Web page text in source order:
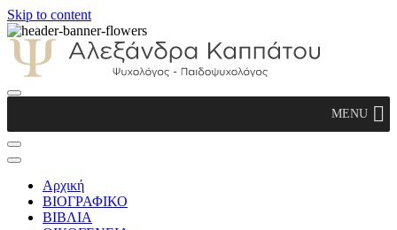
Skip to content
Παιδοψυχολόγος
MENU
Αρχική
ΒΙΟΓΡΑΦΙΚΟ
ΒΙΒΛΙΑ